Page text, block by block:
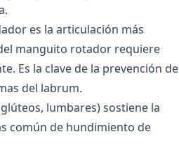
es la articulación más
manguito rotador requiere
Es la clave de la prevención de
del labrum.
lumbares) sostiene la
común de hundimiento de